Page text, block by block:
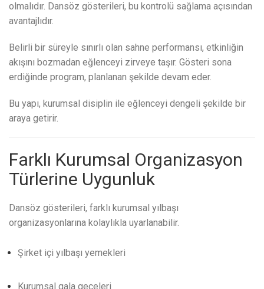
olmalıdır. Dansöz gösterileri, bu kontrolü sağlama açısından
avantajlıdır.
Belirli bir süreyle sınırlı olan sahne performansı, etkinliğin
akışını bozmadan eğlenceyi zirveye taşır. Gösteri sona
erdiğinde program, planlanan şekilde devam eder.
Bu yapı, kurumsal disiplin ile eğlenceyi dengeli şekilde bir
araya getirir.
Farklı Kurumsal Organizasyon
Türlerine Uygunluk
Dansöz gösterileri, farklı kurumsal yılbaşı
organizasyonlarına kolaylıkla uyarlanabilir.
Şirket içi yılbaşı yemekleri
Kurumsal gala geceleri